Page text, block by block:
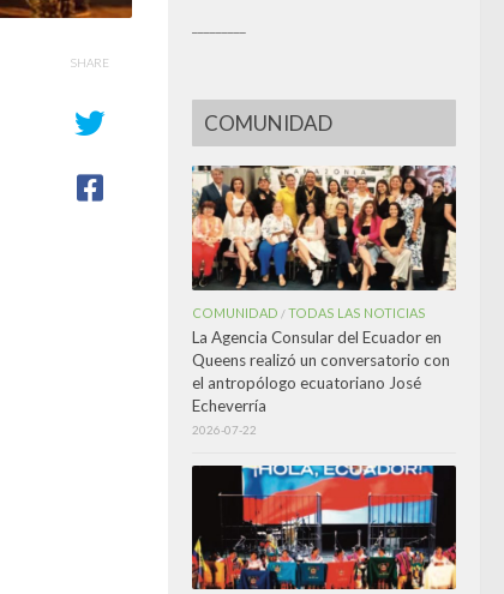
SHARE
COMUNIDAD
COMUNIDAD /TODAS LAS NOTICIAS
La Agencia Consular del Ecuador en
Queens realizó un conversatorio con
el antropólogo ecuatoriano José
Echeverría
2026-07-22